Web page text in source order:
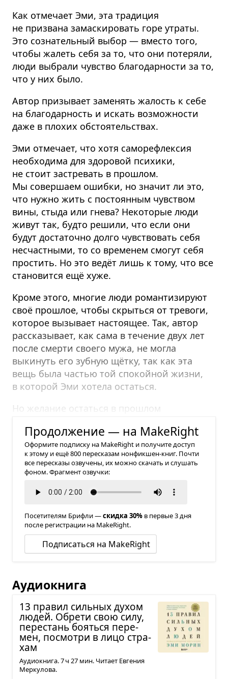
Как отмечает Эми, эта традиция
не призвана замаскировать горе утраты.
Это сознательный выбор — вместо того,
чтобы жалеть себя за то, что они потеряли,
люди выбрали чувство благодарности за то,
что у них было.
Автор призывает заменять жалость к себе
на благодарность и искать возможности
даже в плохих обстоятельствах.
Эми отмечает, что хотя саморефлексия
необходима для здоровой психики,
не стоит застревать в прошлом.
Мы совершаем ошибки, но значит ли это,
что нужно жить с постоянным чувством
вины, стыда или гнева? Некоторые люди
живут так, будто решили, что если они
будут достаточно долго чувствовать себя
несчастными, то со временем смогут себя
простить. Но это ведёт лишь к тому, что все
становится ещё хуже.
Кроме этого, многие люди романтизируют
своё прошлое, чтобы скрыться от тревоги,
которое вызывает настоящее. Так, автор
рассказывает, как сама в течение двух лет
после смерти своего мужа, не могла
выкинуть его зубную щётку, так как эта
вещь была частью той спокойной жизни,
в которой Эми хотела остаться.
Но желание остаться в прошлом
Продолжение — на MakeRight
Оформите подписку на MakeRight и получите доступ
к этому и ещё 800 пересказам нонфикшен-книг. Почти
все пересказы озвучены, их можно скачать и слушать
фоном. Фрагмент озвучки:
Посетителям Брифли —скидка 30% в первые 3 дня
после регистрации на MakeRight.
Подписаться на MakeRight
Аудиокнига
13 пра­вил силь­ных духом
людей. Обрети свою силу,
пере­стань бояться пере­
мен, посмотри в лицо стра­
хам
Аудиокнига. 7 ч 27 мин. Читает Евгения
Меркулова.